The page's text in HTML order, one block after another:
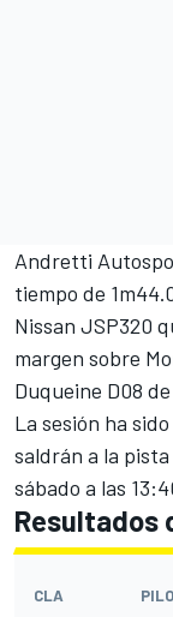
Andretti
tiempo de
Nissan JSP320
margen sobre
Duqueine D08
La sesión ha
saldrán a la
sábado a las
Resultados
CLA